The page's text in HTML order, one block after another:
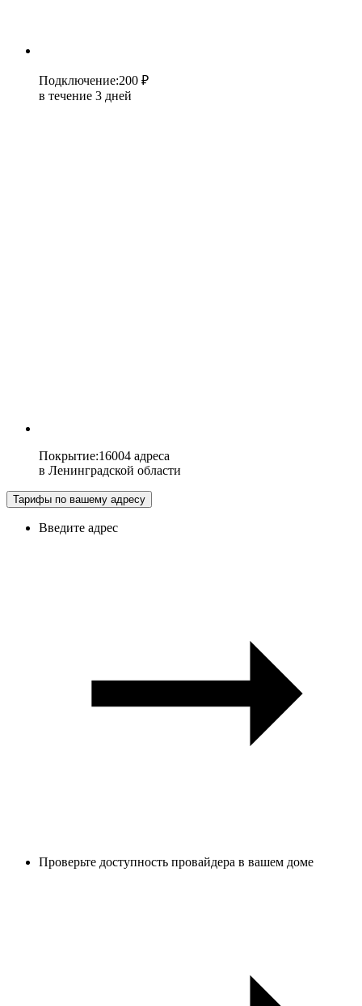
Подключение:200 ₽
в течение 3 дней
Покрытие:16004 адреса
в Ленинградской области
Тарифы по вашему адресу
Введите адрес
Проверьте доступность провайдера в вашем доме